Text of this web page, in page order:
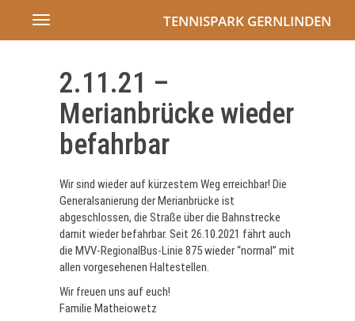
TENNISPARK GERNLINDEN
Toggle
navigation
2.11.21 –
Merianbrücke wieder
befahrbar
Wir sind wieder auf kürzestem Weg erreichbar! Die
Generalsanierung der Merianbrücke ist
abgeschlossen, die Straße über die Bahnstrecke
damit wieder befahrbar. Seit 26.10.2021 fährt auch
die MVV-RegionalBus-Linie 875 wieder “normal” mit
allen vorgesehenen Haltestellen.
Wir freuen uns auf euch!
Familie Matheiowetz